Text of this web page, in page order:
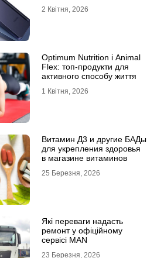
2 Квітня, 2026
Optimum Nutrition і Animal
Flex: топ-продукти для
активного способу життя
1 Квітня, 2026
Витамин Д3 и другие БАДы
для укрепления здоровья
в магазине витаминов
25 Березня, 2026
Які переваги надасть
ремонт у офіційному
сервісі MAN
23 Березня, 2026